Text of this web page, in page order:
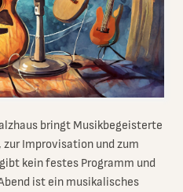
bringt Musikbegeisterte
Improvisation und zum
kein festes Programm und
ist ein musikalisches